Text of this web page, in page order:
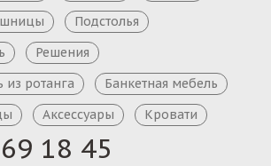
18 45
Подстолья
Решения
из ротанга
Банкетная мебель
Аксессуары Кровати